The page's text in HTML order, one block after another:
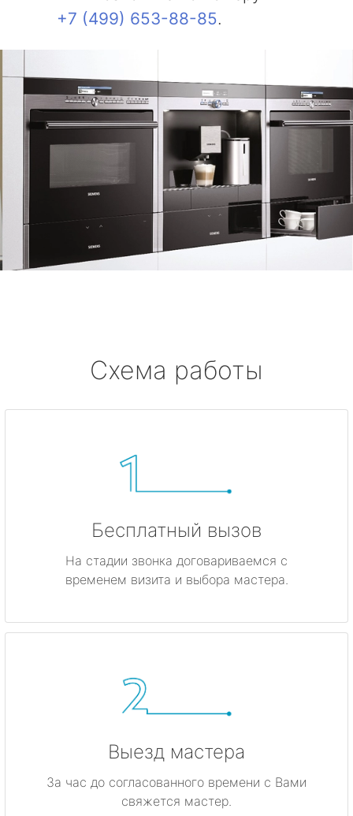
+7 (499) 653-88-85.
Схема работы
Бесплатный вызов
На стадии звонка договариваемся с
временем визита и выбора мастера.
Выезд мастера
За час до согласованного времени с Вами
свяжется мастер.